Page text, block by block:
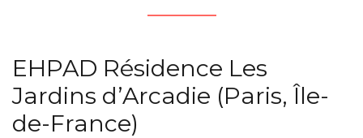
EHPAD Résidence Les
Jardins d’Arcadie (Paris, Île-
de-France)